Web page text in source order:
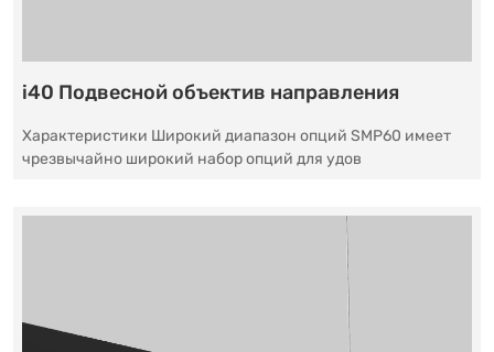
i40 Подвесной объектив направления
Характеристики Широкий диапазон опций SMP60 имеет
чрезвычайно широкий набор опций для удов